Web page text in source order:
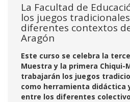
La Facultad de
los juegos
diferentes contextos
Aragón
Este curso se celebra la
Muestra y la primera Chiqui-
trabajarán los juegos
como herramienta didáctica
entre los diferentes